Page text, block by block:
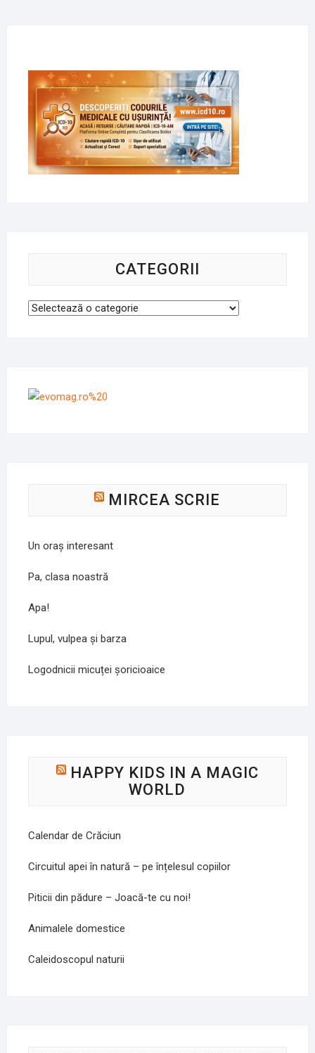
CATEGORII
Categorii
MIRCEA SCRIE
Un oraș interesant
Pa, clasa noastră
Apa!
Lupul, vulpea și barza
Logodnicii micuței șoricioaice
HAPPY KIDS IN A MAGIC
WORLD
Calendar de Crăciun
Circuitul apei în natură – pe înțelesul copiilor
Piticii din pădure – Joacă-te cu noi!
Animalele domestice
Caleidoscopul naturii